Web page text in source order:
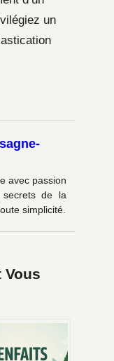
un
avec passion
de la
simplicité.
Vous